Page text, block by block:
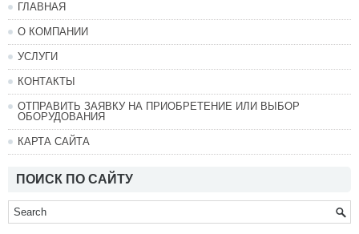
ГЛАВНАЯ
О КОМПАНИИ
УСЛУГИ
КОНТАКТЫ
ОТПРАВИТЬ ЗАЯВКУ НА ПРИОБРЕТЕНИЕ ИЛИ ВЫБОР
ОБОРУДОВАНИЯ
КАРТА САЙТА
ПОИСК ПО САЙТУ